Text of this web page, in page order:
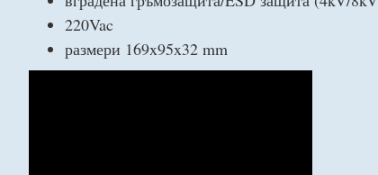
220Vac
размери 169x95x32 mm